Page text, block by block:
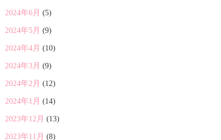
2024年6月 (5)
2024年5月 (9)
2024年4月 (10)
2024年3月 (9)
2024年2月 (12)
2024年1月 (14)
2023年12月 (13)
2023年11月 (8)